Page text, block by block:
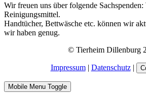
Wir freuen uns über folgende Sachspenden:
Reinigungsmittel.
Handtücher, Bettwäsche etc. können wir
wir haben genug.
© Tierheim Dillenburg
Impressum| Datenschutz|
Mobile Menu Toggle